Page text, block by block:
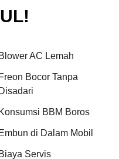
Blower AC Lemah
Freon Bocor Tanpa
Disadari
Konsumsi BBM Boros
Embun di Dalam Mobil
Biaya Servis